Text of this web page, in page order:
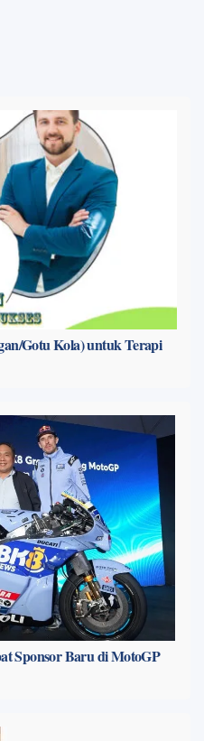
Gotu Kola) untuk Terapi
Sponsor Baru di MotoGP